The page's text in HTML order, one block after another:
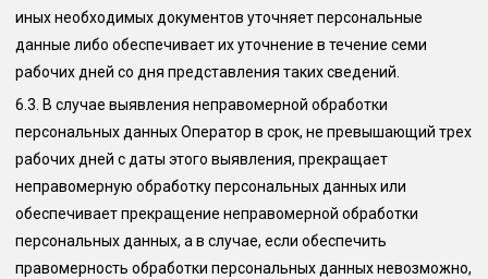
иных необходимых документов уточняет персональные
данные либо обеспечивает их уточнение в течение семи
рабочих дней со дня представления таких сведений.
6.3. В случае выявления неправомерной обработки
персональных данных Оператор в срок, не превышающий трех
рабочих дней с даты этого выявления, прекращает
неправомерную обработку персональных данных или
обеспечивает прекращение неправомерной обработки
персональных данных, а в случае, если обеспечить
правомерность обработки персональных данных невозможно,